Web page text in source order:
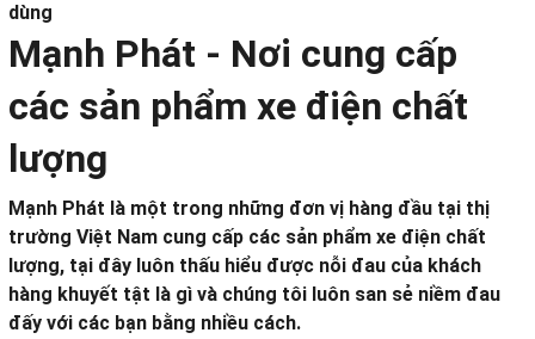
dùng
Mạnh Phát - Nơi cung cấp
các sản phẩm xe điện chất
lượng
Mạnh Phát là một trong những đơn vị hàng đầu tại thị
trường Việt Nam cung cấp các sản phẩm xe điện chất
lượng, tại đây luôn thấu hiểu được nỗi đau của khách
hàng khuyết tật là gì và chúng tôi luôn san sẻ niềm đau
đấy với các bạn bằng nhiều cách.